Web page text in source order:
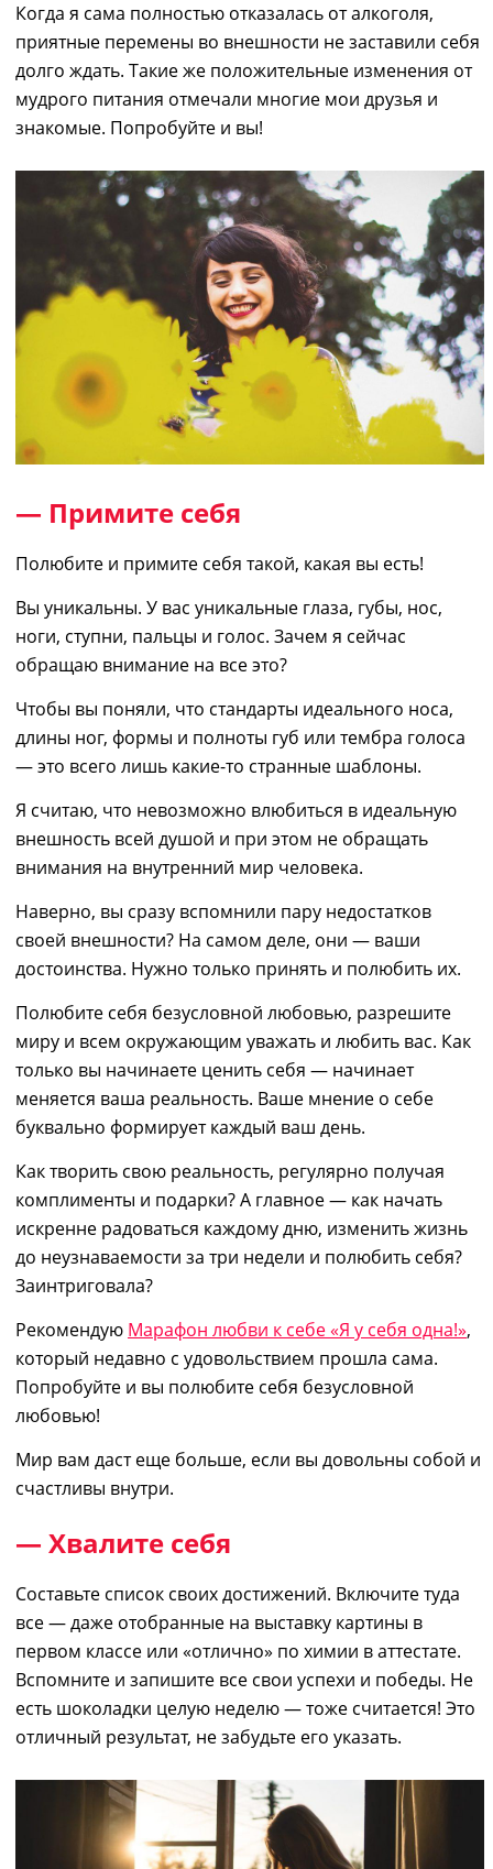
Когда я сама полностью отказалась от алкоголя,
приятные перемены во внешности не заставили себя
долго ждать. Такие же положительные изменения от
мудрого питания отмечали многие мои друзья и
знакомые. Попробуйте и вы!
— Примите себя
Полюбите и примите себя такой, какая вы есть!
Вы уникальны. У вас уникальные глаза, губы, нос,
ноги, ступни, пальцы и голос. Зачем я сейчас
обращаю внимание на все это?
Чтобы вы поняли, что стандарты идеального носа,
длины ног, формы и полноты губ или тембра голоса
— это всего лишь какие-то странные шаблоны.
Я считаю, что невозможно влюбиться в идеальную
внешность всей душой и при этом не обращать
внимания на внутренний мир человека.
Наверно, вы сразу вспомнили пару недостатков
своей внешности? На самом деле, они ― ваши
достоинства. Нужно только принять и полюбить их.
Полюбите себя безусловной любовью, разрешите
миру и всем окружающим уважать и любить вас. Как
только вы начинаете ценить себя ― начинает
меняется ваша реальность. Ваше мнение о себе
буквально формирует каждый ваш день.
Кактворить свою реальность, регулярно получая
комплименты и подарки? А главное― как начать
искренне радоваться каждому дню, изменить жизнь
до неузнаваемости за три недели и полюбить себя?
Заинтриговала?
Рекомендую Марафон любви к себе «Я у себя одна!»,
который недавно с удовольствием прошла сама.
Попробуйте и вы полюбите себя безусловной
любовью!
Мир вам даст еще больше, если вы довольны собой и
счастливы внутри.
— Хвалите себя
Составьте список своихдостижений. Включите туда
все ― даже отобранные на выставку картины в
первом классе или «отлично» по химии в аттестате.
Вспомните и запишите все свои успехи и победы. Не
есть шоколадки целую неделю— тоже считается! Это
отличный результат, не забудьте его указать.